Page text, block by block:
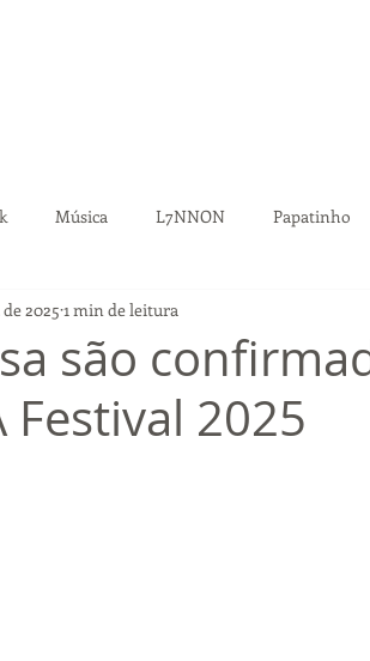
Música L7NNON Papatinho
Projota Real Records
Comida Di Buteco Rainer Cadete
são
2025
2025 1 min de leitura